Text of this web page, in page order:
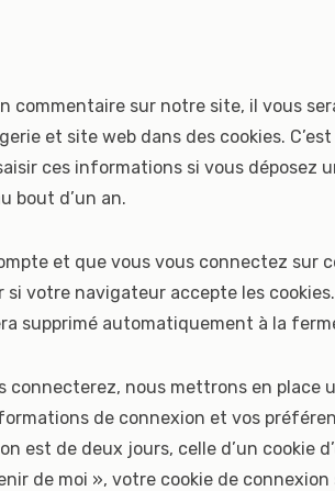
commentaire sur notre site, il vous
et site web dans des cookies.
ces informations si vous déposez
bout d’un an.
et que vous vous connectez sur
si votre navigateur accepte les
supprimé automatiquement à la
connecterez, nous mettrons en place
de connexion et vos
est de deux jours, celle d’un cookie
de moi », votre cookie de